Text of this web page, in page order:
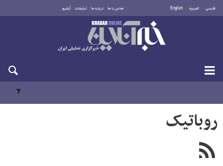
فارسی العربية English تماس با ما درباره ما تبلیغات آرشیو
شنبه ۱۷ مرداد ۱۴۰۵
روباتیک